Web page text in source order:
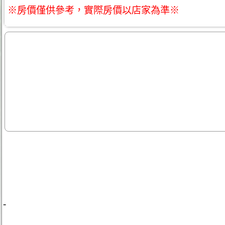
※房價僅供參考，實際房價以店家為準※
-